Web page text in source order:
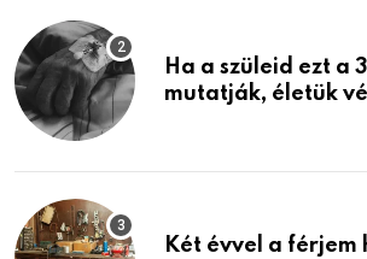
Ha a szüleid ezt a
mutatják, életük
Két évvel a férjem